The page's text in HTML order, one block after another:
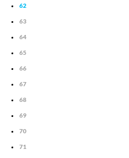
62
63
64
65
66
67
68
69
70
71